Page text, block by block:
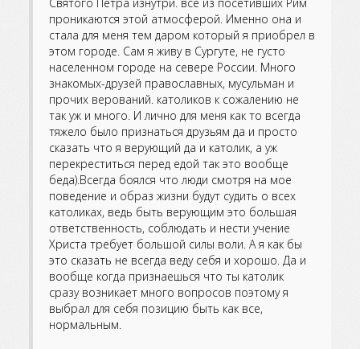
проникаются этой атмосферой. Именно она и
стала для меня тем даром который я приобрел в
этом городе. Сам я живу в Сургуте, не густо
населенном городе на севере России. Много
знакомых-друзей православных, мусульман и
прочих верований. католиков к сожалению не
так уж и много. И лично для меня как то всегда
тяжело было признаться друзьям да и просто
сказать что я верующий да и католик, а уж
перекреститься перед едой так это вообще
беда).Всегда боялся что люди смотря на мое
поведение и образ жизни будут судить о всех
католиках, ведь быть верующим это большая
ответственность, соблюдать и нести учение
Христа требует большой силы воли. А я как бы
это сказать не всегда веду себя и хорошо. Да и
вообще когда признаешься что ты католик
сразу возникает много вопросов поэтому я
выбрал для себя позицию быть как все,
нормальным.